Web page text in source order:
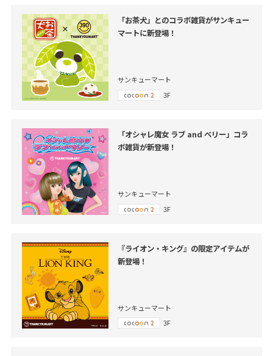
「お茶犬」とのコラボ雑貨がサンキュー
マートに新登場！
サンキューマート
3F
「オシャレ魔女 ラブ and ベリー」コラ
ボ雑貨が新登場！
サンキューマート
3F
『ライオン・キング』の限定アイテムが
新登場！
サンキューマート
3F